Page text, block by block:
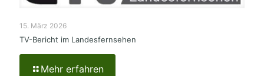
15. März 2026
TV-Bericht im Landesfernsehen
Mehr erfahren